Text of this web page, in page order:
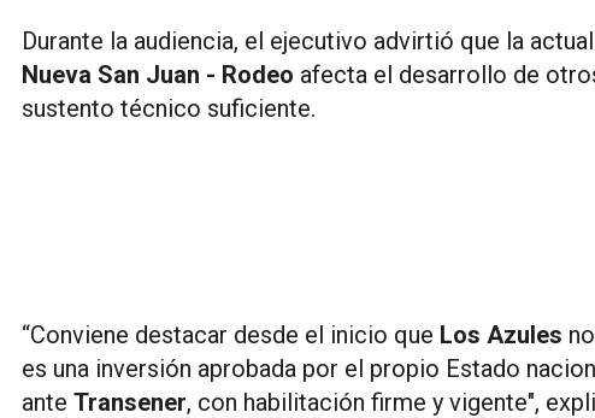
Durante la audiencia, el ejecutivo advirtió que la
Nueva San Juan - Rodeo afecta el desarrollo de
sustento técnico suficiente.
“Conviene destacar desde el inicio que Los Azules
es una inversión aprobada por el propio Estado
ante Transener, con habilitación firme y vigente",